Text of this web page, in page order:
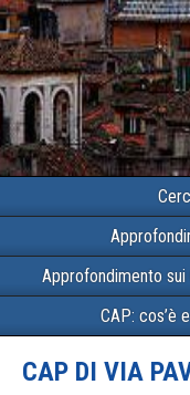
Approfondimento
CAP: cos’è
CAP DI VIA